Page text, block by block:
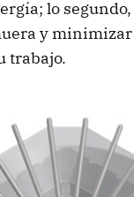
lo
y
trabajo.